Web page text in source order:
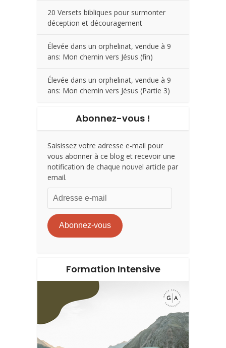
20 Versets bibliques pour surmonter
déception et découragement
Élevée dans un orphelinat, vendue à 9
ans: Mon chemin vers Jésus (fin)
Élevée dans un orphelinat, vendue à 9
ans: Mon chemin vers Jésus (Partie 3)
Abonnez-vous !
Saisissez votre adresse e-mail pour
vous abonner à ce blog et recevoir une
notification de chaque nouvel article par
email.
Adresse
e-
mail
Abonnez-vous
Formation Intensive